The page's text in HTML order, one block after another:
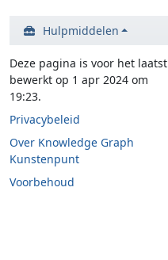
Hulpmiddelen
Deze pagina is voor het laatst
bewerkt op 1 apr 2024 om
19:23.
Privacybeleid
Over Knowledge Graph
Kunstenpunt
Voorbehoud